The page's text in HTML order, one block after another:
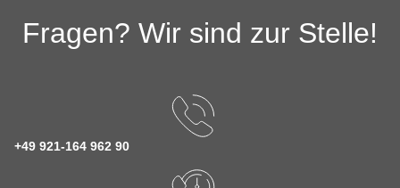
Fragen? Wir sind zur Stelle!
+49 921-164 962 90